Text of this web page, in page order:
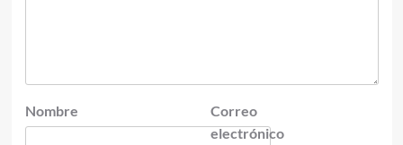
Nombre
Correo
electrónico